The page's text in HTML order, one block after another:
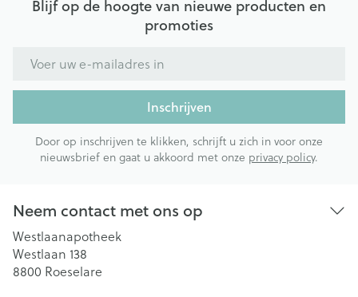
Blijf op de hoogte van nieuwe producten en
promoties
Inschrijven
Door op inschrijven te klikken, schrijft u zich in voor onze
nieuwsbrief en gaat u akkoord met onze privacy policy.
Neem contact met ons op
Westlaanapotheek
Westlaan 138
8800 Roeselare